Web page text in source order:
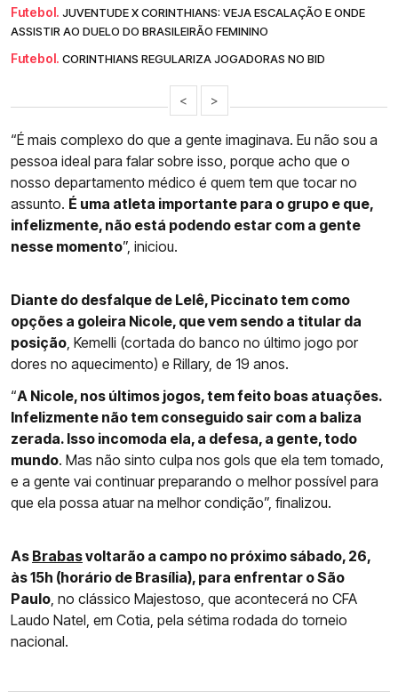
Futebol. JUVENTUDE X CORINTHIANS: VEJA ESCALAÇÃO E ONDE
ASSISTIR AO DUELO DO BRASILEIRÃO FEMININO
Futebol. CORINTHIANS REGULARIZA JOGADORAS NO BID
< >
“É mais complexo do que a gente imaginava. Eu não sou a
pessoa ideal para falar sobre isso, porque acho que o
nosso departamento médico é quem tem que tocar no
assunto. É uma atleta importante para o grupo e que,
infelizmente, não está podendo estar com a gente
nesse momento”, iniciou.
Diante do desfalque de Lelê, Piccinato tem como
opções a goleira Nicole, que vem sendo a titular da
posição, Kemelli (cortada do banco no último jogo por
dores no aquecimento) e Rillary, de 19 anos.
“A Nicole, nos últimos jogos, tem feito boas atuações.
Infelizmente não tem conseguido sair com a baliza
zerada. Isso incomoda ela, a defesa, a gente, todo
mundo. Mas não sinto culpa nos gols que ela tem tomado,
e a gente vai continuar preparando o melhor possível para
que ela possa atuar na melhor condição”, finalizou.
As Brabasvoltarão a campo no próximo sábado, 26,
às 15h (horário de Brasília), para enfrentar o São
Paulo, no clássico Majestoso, que acontecerá no CFA
Laudo Natel, em Cotia, pela sétima rodada do torneio
nacional.